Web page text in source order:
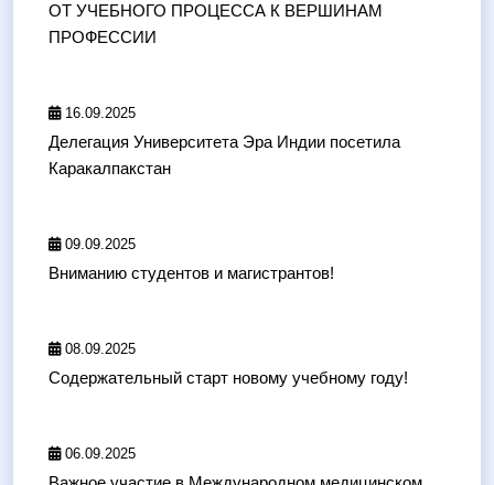
ОТ УЧЕБНОГО ПРОЦЕССА К ВЕРШИНАМ
ПРОФЕССИИ
16.09.2025
Делегация Университета Эра Индии посетила
Каракалпакстан
09.09.2025
Вниманию студентов и магистрантов!
08.09.2025
Содержательный старт новому учебному году!
06.09.2025